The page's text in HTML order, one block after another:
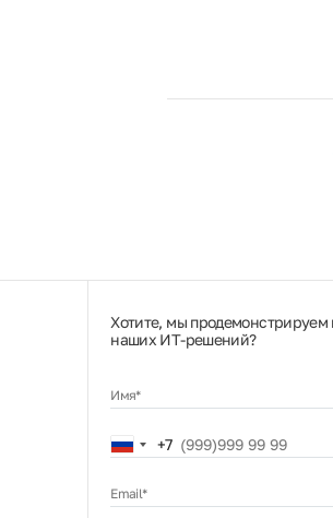
Хотите, мы продемонстрируем
наших ИТ‑решений?
Имя*
Russia
+7
Email*